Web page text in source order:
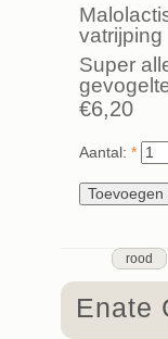
vatrijping
Super
€6,20
Aantal: *
rood
Enate